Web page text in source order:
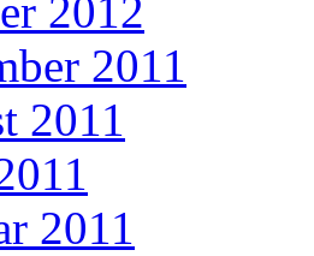
2012
2011
2011
2011